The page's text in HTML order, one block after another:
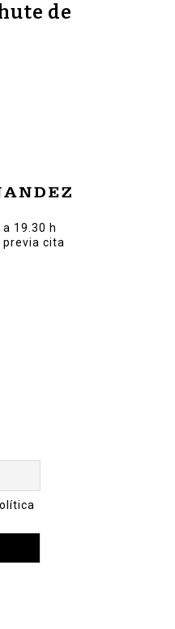
de
19.30 h
previa cita